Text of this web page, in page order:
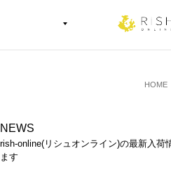
HOME
NEWS
rish-online(リシュオンライン)の最新入荷
ます